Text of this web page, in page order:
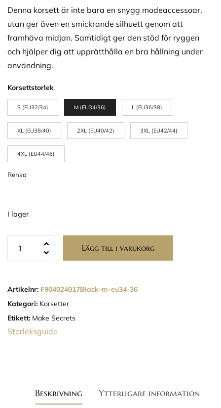
Denna korsett är inte bara en snygg modeaccessoar,
utan ger även en smickrande silhuett genom att
framhäva midjan. Samtidigt ger den stöd för ryggen
och hjälper dig att upprätthålla en bra hållning under
användning.
Korsettstorlek
S (EU32/34) M (EU34/36) L (EU36/38)
XL (EU38/40) 2XL (EU40/42) 3XL (EU42/44)
4XL (EU44/46)
Rensa
I lager
Lägg till i varukorg
Artikelnr: F904024017Black-m-eu34-36
Kategori: Korsetter
Etikett: Make Secrets
Storleksguide
Beskrivning Ytterligare information